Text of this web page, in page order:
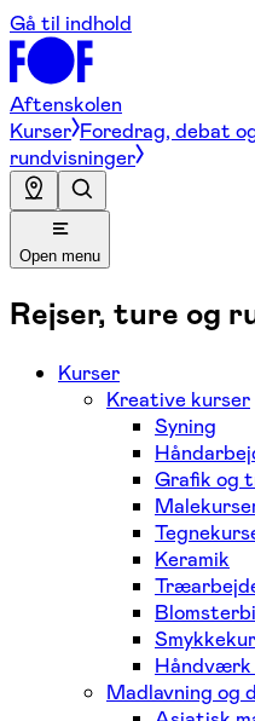
Gå til indhold
Aftenskolen
Kurser Foredrag, debat
rundvisninger
Open menu
Rejser, ture og
Kurser
Kreative kurser
Syning
Grafik og
Keramik
Madlavning og